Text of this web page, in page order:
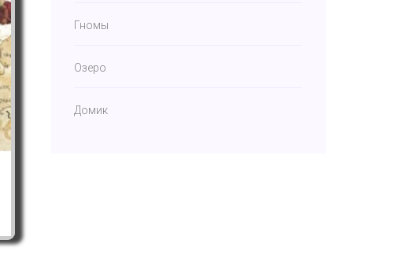
Гномы
Озеро
Домик